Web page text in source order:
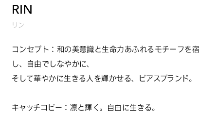
RIN
リン
コンセプト：和の美意識と生命力あふれるモチーフを宿
し、自由でしなやかに、
そして華やかに生きる人を輝かせる、ピアスブランド。
キャッチコピー：凛と輝く。自由に生きる。